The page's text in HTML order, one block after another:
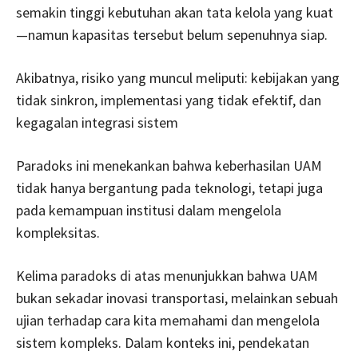
semakin tinggi kebutuhan akan tata kelola yang kuat
—namun kapasitas tersebut belum sepenuhnya siap.
Akibatnya, risiko yang muncul meliputi: kebijakan yang
tidak sinkron, implementasi yang tidak efektif, dan
kegagalan integrasi sistem
Paradoks ini menekankan bahwa keberhasilan UAM
tidak hanya bergantung pada teknologi, tetapi juga
pada kemampuan institusi dalam mengelola
kompleksitas.
Kelima paradoks di atas menunjukkan bahwa UAM
bukan sekadar inovasi transportasi, melainkan sebuah
ujian terhadap cara kita memahami dan mengelola
sistem kompleks. Dalam konteks ini, pendekatan